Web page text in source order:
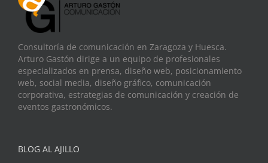
Consultoría de comunicación en Zaragoza y Huesca.
Arturo Gastón dirige a un equipo de profesionales
especializados en prensa, diseño web, posicionamiento
web, social media, diseño gráfico, comunicación
corporativa, estrategias de comunicación y creación de
eventos gastronómicos.
BLOG AL AJILLO